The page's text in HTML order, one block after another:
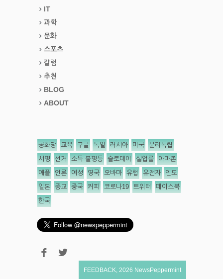
IT
과학
문화
스포츠
칼럼
추천
BLOG
ABOUT
공화당 교육 구글 독일 러시아 미국 분리독립
서평 선거 소득 불평등 슬로데이 실업률 아마존
애플 언론 여성 영국 오바마 유럽 유전자 인도
일본 종교 중국 커피 코로나19 트위터 페이스북
한국
FEEDBACK 2026 NewsPeppermint